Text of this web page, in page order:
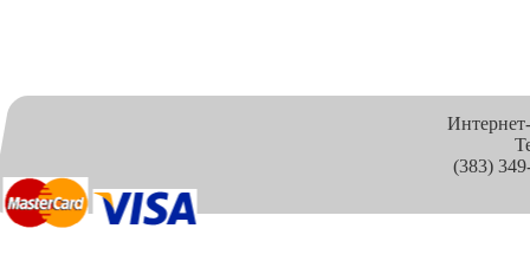
(383)